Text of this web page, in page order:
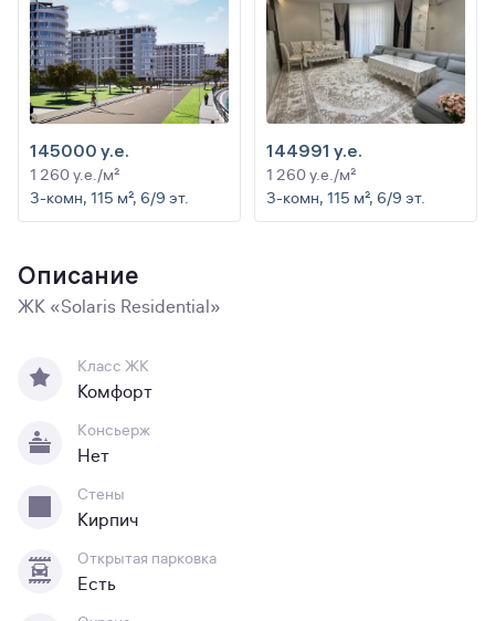
145000 y.e.
1 260 y.e./м²
3-комн, 115 м², 6/9 эт.
144991 y.e.
1 260 y.e./м²
3-комн, 115 м², 6/9 эт.
Описание
ЖК «Solaris Residential»
Класс ЖК
Комфорт
Консьерж
Нет
Стены
Кирпич
Открытая парковка
Есть